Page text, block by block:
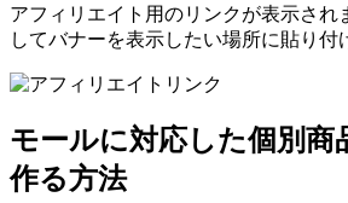
アフィリエイト用のリンクが表示され
してバナーを表示したい場所に貼り付
モールに対応した個別商
作る方法